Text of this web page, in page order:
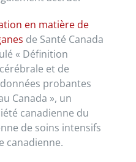
en matière de
de Santé Canada
« Définition
et de
probantes
Canada », un
canadienne du
de soins intensifs
canadienne.